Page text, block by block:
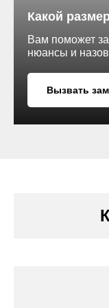
Какой
Вам поможет
нюансы и
Вызвать